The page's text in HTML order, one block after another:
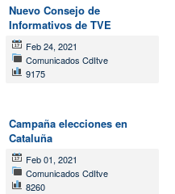
Nuevo Consejo de
Informativos de TVE
Feb 24, 2021
Comunicados CdItve
9175
Campaña elecciones en
Cataluña
Feb 01, 2021
Comunicados CdItve
8260